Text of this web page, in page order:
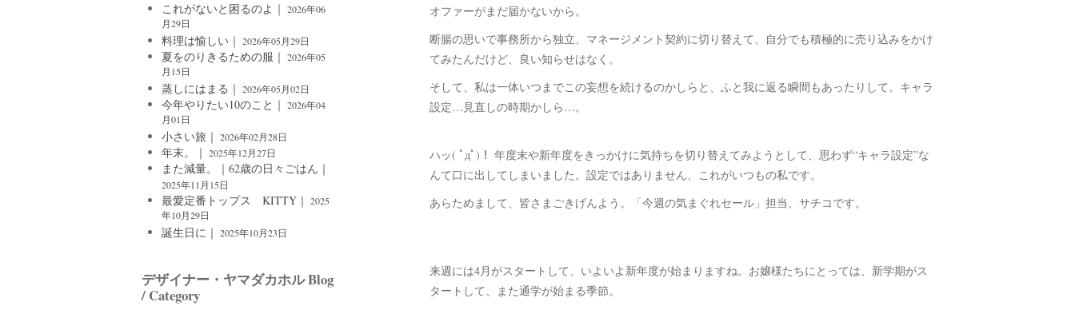
オファーがまだ届かないから。
断腸の思いで事務所から独立、マネージメント契約に切り替えて、自分でも積極的に売り込みをかけ
てみたんだけど、良い知らせはなく。
そして、私は一体いつまでこの妄想を続けるのかしらと、ふと我に返る瞬間もあったりして。キャラ
設定…見直しの時期かしら…。
ハッ( ﾟдﾟ)！ 年度末や新年度をきっかけに気持ちを切り替えてみようとして、思わず“キャラ設定”な
んて口に出してしまいました。設定ではありません、これがいつもの私です。
あらためまして、皆さまごきげんよう。「今週の気まぐれセール」担当、サチコです。
来週には4月がスタートして、いよいよ新年度が始まりますね。お嬢様たちにとっては、新学期がス
タートして、また通学が始まる季節。
これがないと困るのよ｜ 2026年06
月29日
料理は愉しい｜ 2026年05月29日
夏をのりきるための服｜ 2026年05
月15日
蒸しにはまる｜ 2026年05月02日
今年やりたい10のこと｜ 2026年04
月01日
小さい旅｜ 2026年02月28日
年末。｜ 2025年12月27日
また減量。｜62歳の日々ごはん｜
2025年11月15日
最愛定番トップス KITTY｜ 2025
年10月29日
誕生日に｜ 2025年10月23日
デザイナー・ヤマダカホル Blog
/ Category